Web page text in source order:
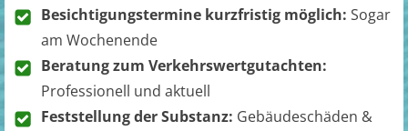
Besichtigungstermine kurzfristig möglich: Sogar
am Wochenende
Beratung zum Verkehrswertgutachten:
Professionell und aktuell
Feststellung der Substanz: Gebäudeschäden &